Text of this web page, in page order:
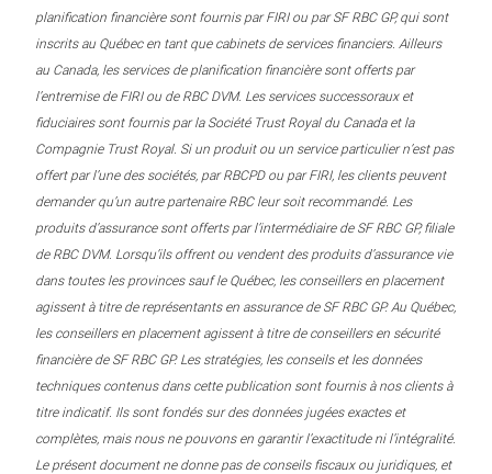
planification financière sont fournis par FIRI ou par SF RBC GP, qui sont
inscrits au Québec en tant que cabinets de services financiers. Ailleurs
au Canada, les services de planification financière sont offerts par
l’entremise de FIRI ou de RBC DVM. Les services successoraux et
fiduciaires sont fournis par la Société Trust Royal du Canada et la
Compagnie Trust Royal. Si un produit ou un service particulier n’est pas
offert par l’une des sociétés, par RBCPD ou par FIRI, les clients peuvent
demander qu’un autre partenaire RBC leur soit recommandé. Les
produits d’assurance sont offerts par l’intermédiaire de SF RBC GP, filiale
de RBC DVM. Lorsqu’ils offrent ou vendent des produits d’assurance vie
dans toutes les provinces sauf le Québec, les conseillers en placement
agissent à titre de représentants en assurance de SF RBC GP. Au Québec,
les conseillers en placement agissent à titre de conseillers en sécurité
financière de SF RBC GP. Les stratégies, les conseils et les données
techniques contenus dans cette publication sont fournis à nos clients à
titre indicatif. Ils sont fondés sur des données jugées exactes et
complètes, mais nous ne pouvons en garantir l’exactitude ni l’intégralité.
Le présent document ne donne pas de conseils fiscaux ou juridiques, et